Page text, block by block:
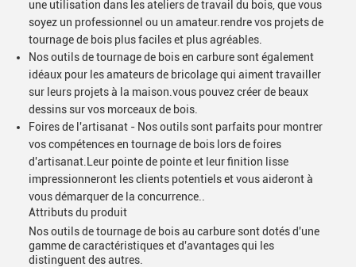
une utilisation dans les ateliers de travail du bois, que vous
soyez un professionnel ou un amateur.rendre vos projets de
tournage de bois plus faciles et plus agréables.
Nos outils de tournage de bois en carbure sont également
idéaux pour les amateurs de bricolage qui aiment travailler
sur leurs projets à la maison.vous pouvez créer de beaux
dessins sur vos morceaux de bois.
Foires de l'artisanat - Nos outils sont parfaits pour montrer
vos compétences en tournage de bois lors de foires
d'artisanat.Leur pointe de pointe et leur finition lisse
impressionneront les clients potentiels et vous aideront à
vous démarquer de la concurrence..
Attributs du produit
Nos outils de tournage de bois au carbure sont dotés d'une
gamme de caractéristiques et d'avantages qui les
distinguent des autres.